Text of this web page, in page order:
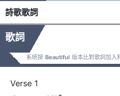
詩歌歌詞
歌詞
系統按 Beautiful 版本比對歌詞加入